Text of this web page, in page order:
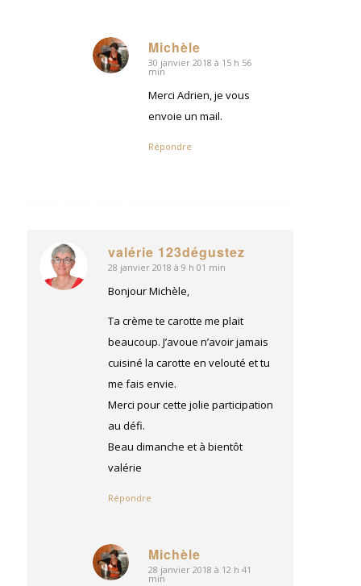
Michèle
dit
30 janvier 2018 à 15 h 56
min
Merci Adrien, je vous
envoie un mail.
Répondre
valérie 123dégustez
dit
:
28 janvier 2018 à 9 h 01 min
Bonjour Michèle,
Ta crème te carotte me plait
beaucoup. J’avoue n’avoir jamais
cuisiné la carotte en velouté et tu
me fais envie.
Merci pour cette jolie participation
au défi.
Beau dimanche et à bientôt
valérie
Répondre
Michèle
dit
28 janvier 2018 à 12 h 41
min